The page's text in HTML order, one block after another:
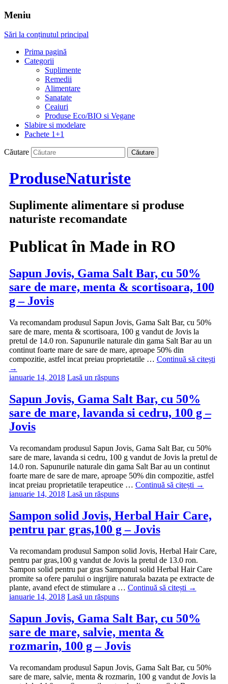
Meniu
Sări la conținutul principal
Prima pagină
Categorii
Suplimente
Remedii
Alimentare
Sanatate
Ceaiuri
Produse Eco/BIO si Vegane
Slabire si modelare
Pachete 1+1
Căutare
ProduseNaturiste
Suplimente alimentare si produse
naturiste recomandate
Publicat în Made in RO
Sapun Jovis, Gama Salt Bar, cu 50%
sare de mare, menta & scortisoara, 100
g – Jovis
Va recomandam produsul Sapun Jovis, Gama Salt Bar, cu 50%
sare de mare, menta & scortisoara, 100 g vandut de Jovis la
pretul de 14.0 ron. Sapunurile naturale din gama Salt Bar au un
continut foarte mare de sare de mare, aproape 50% din
compozitie, astfel incat preiau proprietatile … Continuă să citești
→
ianuarie 14, 2018 Lasă un răspuns
Sapun Jovis, Gama Salt Bar, cu 50%
sare de mare, lavanda si cedru, 100 g –
Jovis
Va recomandam produsul Sapun Jovis, Gama Salt Bar, cu 50%
sare de mare, lavanda si cedru, 100 g vandut de Jovis la pretul de
14.0 ron. Sapunurile naturale din gama Salt Bar au un continut
foarte mare de sare de mare, aproape 50% din compozitie, astfel
incat preiau proprietatile terapeutice … Continuă să citești →
ianuarie 14, 2018 Lasă un răspuns
Sampon solid Jovis, Herbal Hair Care,
pentru par gras,100 g – Jovis
Va recomandam produsul Sampon solid Jovis, Herbal Hair Care,
pentru par gras,100 g vandut de Jovis la pretul de 13.0 ron.
Sampon solid pentru par gras Samponul solid Herbal Hair Care
promite sa ofere parului o ingrijire naturala bazata pe extracte de
plante, avand efect de stimulare a … Continuă să citești →
ianuarie 14, 2018 Lasă un răspuns
Sapun Jovis, Gama Salt Bar, cu 50%
sare de mare, salvie, menta &
rozmarin, 100 g – Jovis
Va recomandam produsul Sapun Jovis, Gama Salt Bar, cu 50%
sare de mare, salvie, menta & rozmarin, 100 g vandut de Jovis la